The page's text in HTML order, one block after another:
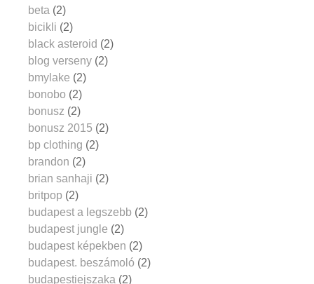
beta (2)
bicikli (2)
black asteroid (2)
blog verseny (2)
bmylake (2)
bonobo (2)
bonusz (2)
bonusz 2015 (2)
bp clothing (2)
brandon (2)
brian sanhaji (2)
britpop (2)
budapest a legszebb (2)
budapest jungle (2)
budapest képekben (2)
budapest. beszámoló (2)
budapestiejszaka (2)